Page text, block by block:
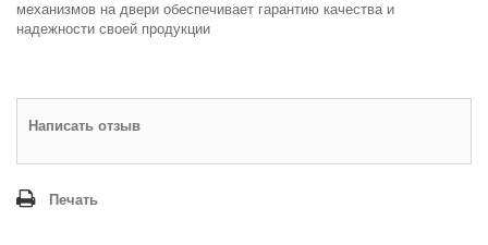
механизмов на двери обеспечивает гарантию качества и
надежности своей продукции
Написать отзыв
Печать